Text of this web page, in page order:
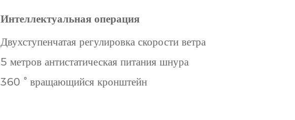
Интеллектуальная операция
Двухступенчатая регулировка скорости ветра
5 метров антистатическая питания шнура
360 ° вращающийся кронштейн